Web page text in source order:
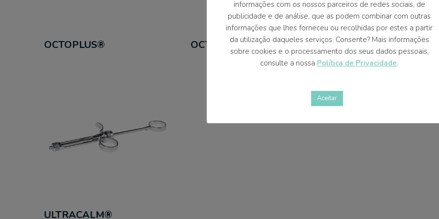
OCTOPLUS® OCTOPLUS® OCTOPLUS®
ULTRACALM®
informações com os nossos parceiros de redes sociais, de
publicidade e de análise, que as podem combinar com outras
informações que lhes forneceu ou recolhidas por estes a partir
da utilização daqueles serviços. Consente? Mais informações
sobre cookies e o processamento dos seus dados pessoais,
consulte a nossa Política de Privacidade.
Aceitar